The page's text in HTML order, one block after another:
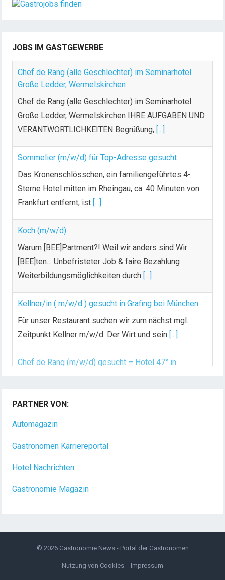
JOBS IM GASTGEWERBE
Chef de Rang (alle Geschlechter) im Seminarhotel
Große Ledder, Wermelskirchen
Chef de Rang (alle Geschlechter) im Seminarhotel
Große Ledder, Wermelskirchen IHRE AUFGABEN UND
VERANTWORTLICHKEITEN Begrüßung, [...]
Sommelier (m/w/d) für Top-Adresse gesucht
Das Kronenschlösschen, ein familiengeführtes 4-
Sterne Hotel mitten im Rheingau, ca. 40 Minuten von
Frankfurt entfernt, ist [...]
Koch (m/w/d)
Warum [BEE]Partment?! Weil wir anders sind Wir
[BEE]ten… Unbefristeter Job & faire Bezahlung
Weiterbildungsmöglichkeiten durch [...]
Kellner/in ( m/w/d ) gesucht in Grafing bei München
Für unser Restaurant suchen wir zum nächst mgl.
Zeitpunkt Kellner m/w/d. Der Wirt und sein [...]
Chef de Rang (m/w/d) gesucht – Hotel 47° in
(m/w/d) Du bist Gastgeber aus Leidenschaft und
liebst
Nutzung von Cookies Impressum